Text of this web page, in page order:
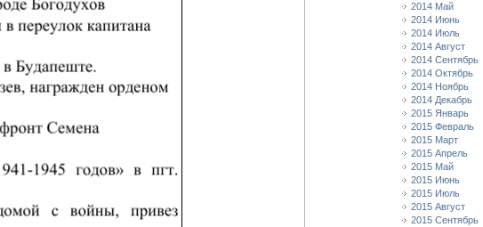
2014 Май
2014 Июнь
2014 Июль
2014 Август
2014 Сентябрь
2014 Октябрь
2014 Ноябрь
2014 Декабрь
2015 Январь
2015 Февраль
2015 Март
2015 Апрель
2015 Май
2015 Июнь
2015 Июль
2015 Август
2015 Сентябрь